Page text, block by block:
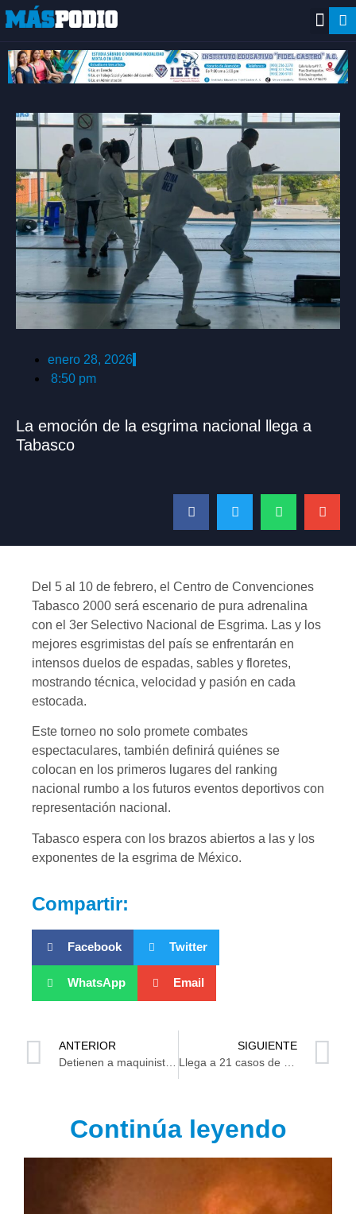
enero 28, 2026
8:50 pm
La emoción de la esgrima nacional llega a
Tabasco
Del 5 al 10 de febrero, el Centro de Convenciones
Tabasco 2000 será escenario de pura adrenalina
con el 3er Selectivo Nacional de Esgrima. Las y los
mejores esgrimistas del país se enfrentarán en
intensos duelos de espadas, sables y floretes,
mostrando técnica, velocidad y pasión en cada
estocada.
Este torneo no solo promete combates
espectaculares, también definirá quiénes se
colocan en los primeros lugares del ranking
nacional rumbo a los futuros eventos deportivos con
representación nacional.
Tabasco espera con los brazos abiertos a las y los
exponentes de la esgrima de México.
Compartir:
Facebook Twitter
WhatsApp Email
ANTERIOR
Detienen a maquinista del Tren Interoceánico tras descarrilamiento en diciembre
SIGUIENTE
Llega a 21 casos de Sarampión en Tabasco
Continúa leyendo